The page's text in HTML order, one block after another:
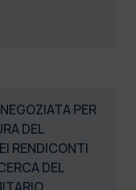
PER
DEL
RENDICONTI
DEL